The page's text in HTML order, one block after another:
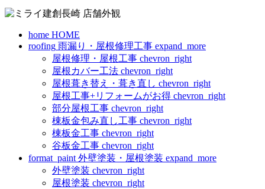
home HOME
roofing 雨漏り・屋根修理工事 expand_more
屋根修理・屋根工事 chevron_right
屋根カバー工法 chevron_right
屋根葺き替え・葺き直し chevron_right
屋根工事+リフォームがお得 chevron_right
部分屋根工事 chevron_right
棟板金包み直し工事 chevron_right
棟板金工事 chevron_right
谷板金工事 chevron_right
format_paint 外壁塗装・屋根塗装 expand_more
外壁塗装 chevron_right
屋根塗装 chevron_right